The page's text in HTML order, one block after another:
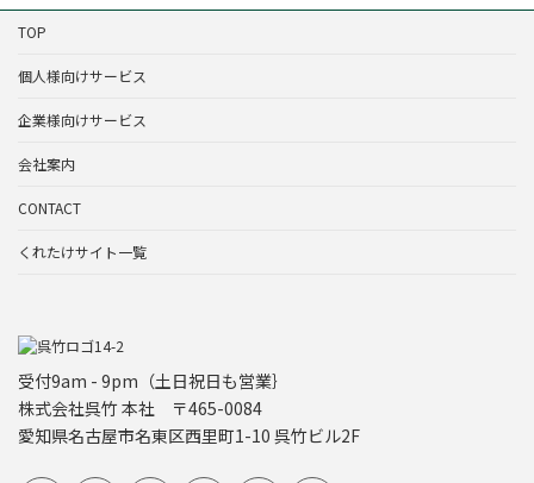
TOP
個人様向けサービス
企業様向けサービス
会社案内
CONTACT
くれたけサイト一覧
受付9am - 9pm（土日祝日も営業｝
株式会社呉竹 本社 〒465-0084
愛知県名古屋市名東区西里町1-10 呉竹ビル2F